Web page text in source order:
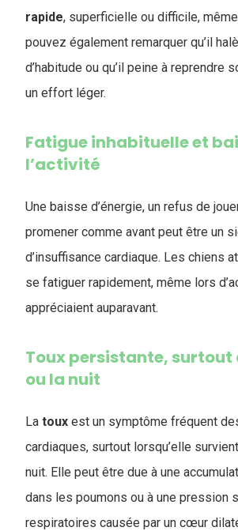
rapide, superficielle ou difficile,
pouvez également remarquer qu’il
d’habitude ou qu’il peine à reprendre
un effort léger.
Fatigue inhabituelle et
l’activité
Une baisse d’énergie, un refus de
promener comme avant peut être un
d’insuffisance cardiaque. Les chiens
se fatiguer rapidement, même lors
appréciaient auparavant.
Toux persistante, surtout
ou la nuit
La toux est un symptôme fréquent
cardiaques, surtout lorsqu’elle
nuit. Elle peut être due à une
dans les poumons ou à une pression
respiratoires causée par un cœur